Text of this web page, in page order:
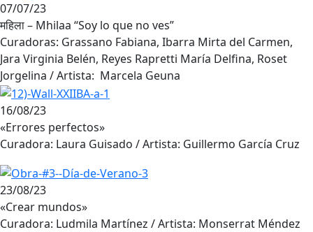
07/07/23
महिला – Mhilaa “Soy lo que no ves”
Curadoras: Grassano Fabiana, Ibarra Mirta del Carmen,
Jara Virginia Belén, Reyes Rapretti María Delfina, Roset
Jorgelina / Artista: Marcela Geuna
16/08/23
«Errores perfectos»
Curadora: Laura Guisado / Artista: Guillermo García Cruz
23/08/23
«Crear mundos»
Curadora: Ludmila Martínez / Artista: Monserrat Méndez